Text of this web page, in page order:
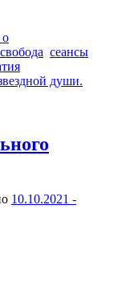
о
свобода сеансы
души.
10.10.2021 -